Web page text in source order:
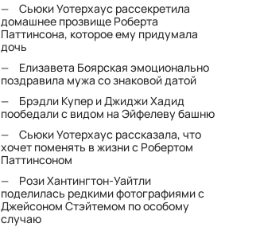
Сьюки Уотерхаус рассекретила
домашнее прозвище Роберта
Паттинсона, которое ему придумала
дочь
Елизавета Боярская эмоционально
поздравила мужа со знаковой датой
Брэдли Купер и Джиджи Хадид
пообедали с видом на Эйфелеву башню
Сьюки Уотерхаус рассказала, что
хочет поменять в жизни с Робертом
Паттинсоном
Рози Хантингтон-Уайтли
поделилась редкими фотографиями с
Джейсоном Стэйтемом по особому
случаю